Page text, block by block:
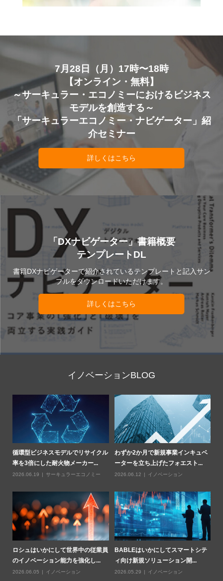
7月28日（月）17時〜18時
【オンライン・無料】
～サーキュラー・エコノミーにおけるビジネス
モデルを創造する～
「サーキュラーエコノミー・ナビゲーター」紹
介セミナー
詳しくはこちら
「DXナビゲーター」書籍概要
テンプレートDL
書籍DXナビゲーターで紹介されているテンプレートと記入サン
プルをダウンロードいただけます。
詳しくはこちら
イノベーションBLOG
循環型ビジネスモデルでリサイクル
率を3倍にした耐火物メーカー...
2026.06.19 サーキュラーエコノミー
わずか2か月で新規事業インキュベ
ーターを立ち上げたフォエスト...
2026.06.12 イノベーション
ロシュはいかにして世界中の従業員
のイノベーション能力を強化し...
2026.06.05 イノベーション
BABLEはいかにしてスマートシテ
ィ向け新規ソリューション開...
2026.05.29 イノベーション